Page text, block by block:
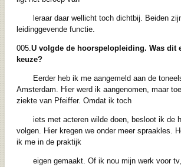
leraar daar wellicht toch dichtbij. Beiden zijn
leidinggevende functie.
005.U volgde de hoorspelopleiding. Was dit
keuze?
Eerder heb ik me aangemeld aan de
Amsterdam. Hier werd ik aangenomen, maar
ziekte van Pfeiffer. Omdat ik toch
iets met acteren wilde doen, besloot ik de
volgen. Hier kregen we onder meer spraakles.
ik me in de praktijk
eigen gemaakt. Of ik nou mijn werk voor tv,